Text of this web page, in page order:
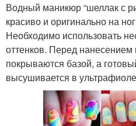
Водный маникюр “шеллак с
красиво и оригинально на
Необходимо использовать
оттенков. Перед нанесением
покрываются базой, а
высушивается в